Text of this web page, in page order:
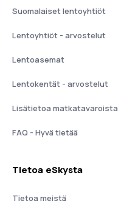
Suomalaiset lentoyhtiöt
Lentoyhtiöt - arvostelut
Lentoasemat
Lentokentät - arvostelut
Lisätietoa matkatavaroista
FAQ - Hyvä tietää
Tietoa eSkysta
Tietoa meistä